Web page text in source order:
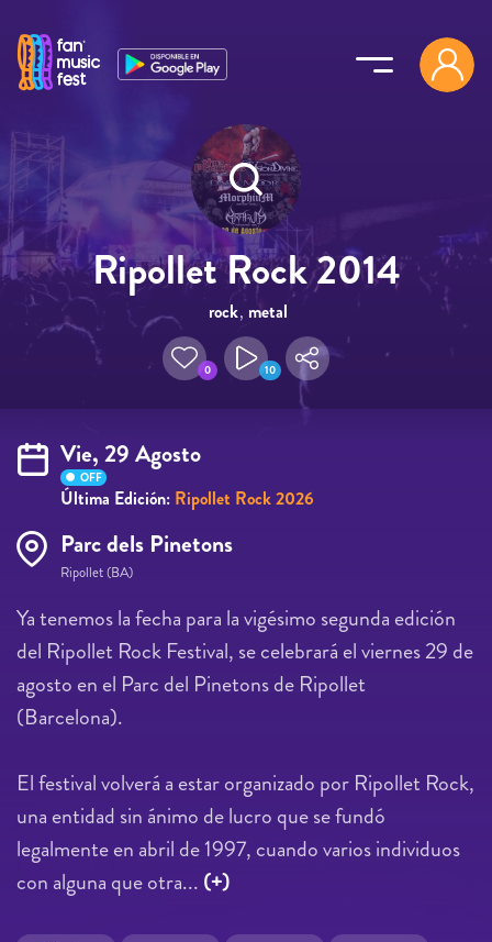
Ripollet Rock 2014
rock, metal
0 10
Vie, 29 Agosto
OFF
Última Edición: Ripollet Rock 2026
Parc dels Pinetons
Ripollet (BA)
Ya tenemos la fecha para la vigésimo segunda edición
del Ripollet Rock Festival, se celebrará el viernes 29 de
agosto en el Parc del Pinetons de Ripollet
(Barcelona).
El festival volverá a estar organizado por Ripollet Rock,
una entidad sin ánimo de lucro que se fundó
legalmente en abril de 1997, cuando varios individuos
con alguna que otra... (+)